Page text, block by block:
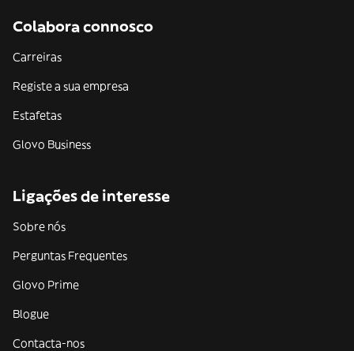
Colabora connosco
Carreiras
Registe a sua empresa
Estafetas
Glovo Business
Ligações de interesse
Sobre nós
Perguntas Frequentes
Glovo Prime
Blogue
Contacta-nos